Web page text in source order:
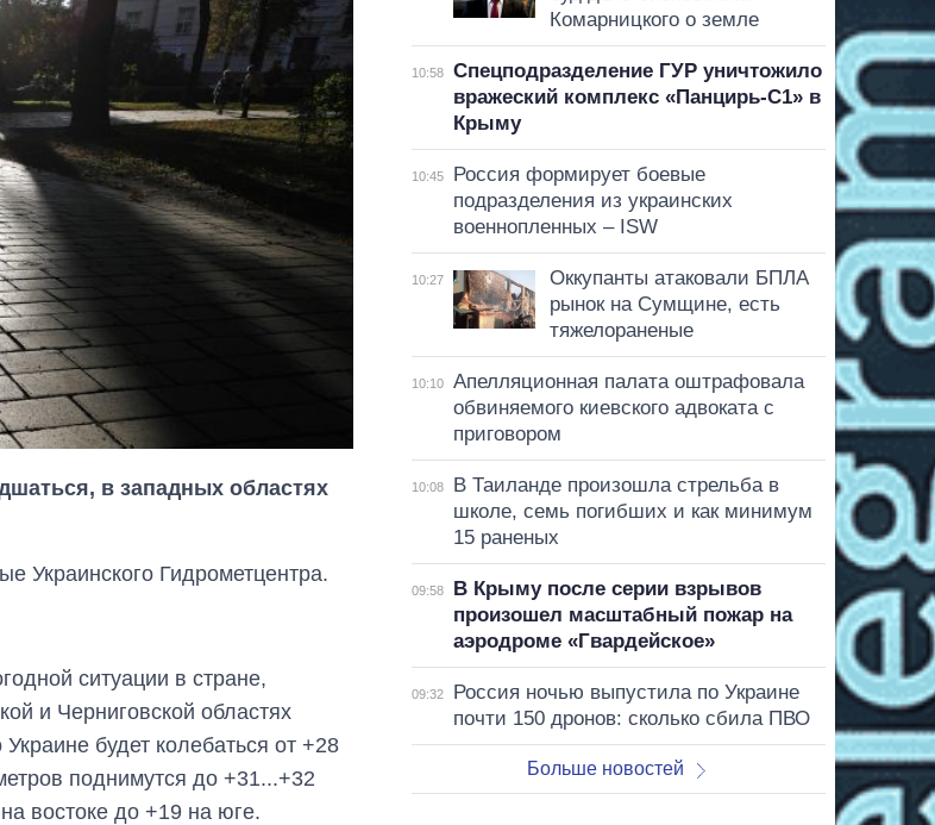
в западных областях
Украинского Гидрометцентра.
ситуации в стране,
и Черниговской областях
будет колебаться от +28
поднимутся до +31...+32
востоке до +19 на юге.
Комарницкого о земле
10:58
Спецподразделение ГУР уничтожило
вражеский комплекс «Панцирь-С1» в
Крыму
10:45
Россия формирует боевые
подразделения из украинских
военнопленных – ISW
10:27
Оккупанты атаковали БПЛА
рынок на Сумщине, есть
тяжелораненые
10:10
Апелляционная палата оштрафовала
обвиняемого киевского адвоката с
приговором
10:08
В Таиланде произошла стрельба в
школе, семь погибших и как минимум
15 раненых
09:58
В Крыму после серии взрывов
произошел масштабный пожар на
аэродроме «Гвардейское»
09:32
Россия ночью выпустила по Украине
почти 150 дронов: сколько сбила ПВО
Больше новостей